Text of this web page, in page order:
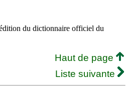
du dictionnaire officiel du
Haut de page
Liste suivante